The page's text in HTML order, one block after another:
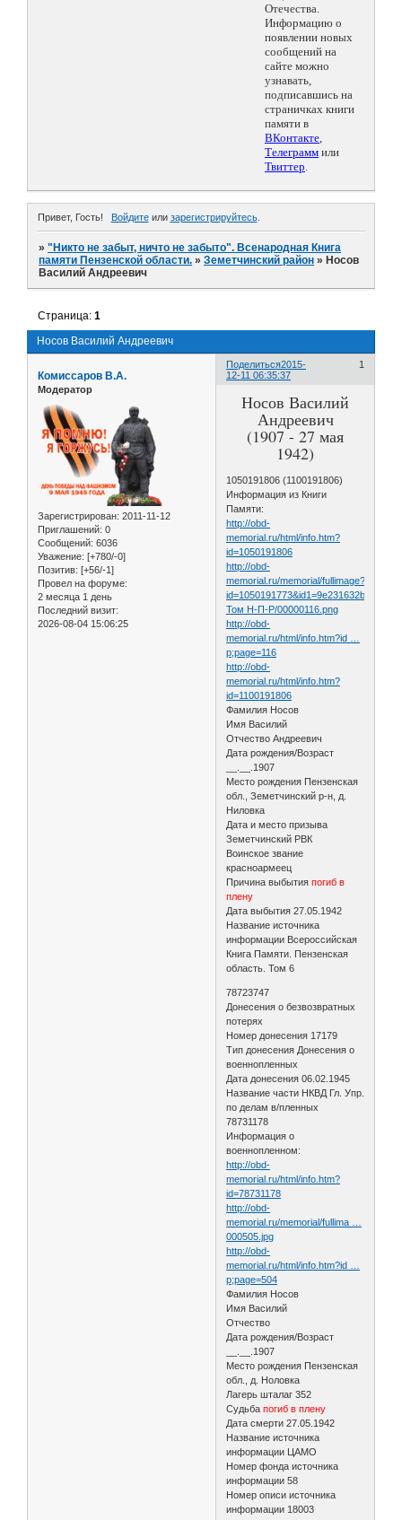
Отечества.
Информацию о
появлении новых
сообщений на
сайте можно
узнавать,
подписавшись на
страничках книги
памяти в
ВКонтакте,
Телеграмм или
Твиттер.
Привет, Гость! Войдитеили зарегистрируйтесь.
»"Никто не забыт, ничто не забыто". Всенародная Книга
памяти Пензенской области. »Земетчинский район » Носов
Василий Андреевич
Носов Василий Андреевич
Страница:1
Поделиться 1
2015-
12-11 06:35:37
Комиссаров В.А.
Модератор
Зарегистрирован: 2011-11-12
Приглашений: 0
Сообщений: 6036
Уважение: [+780/-0]
Позитив: [+56/-1]
Провел на форуме:
2 месяца 1 день
Последний визит:
2026-08-04 15:06:25
Носов Василий
Андреевич
(1907 - 27 мая
1942)
1050191806 (1100191806)
Информация из Книги
Памяти:
http://obd-
memorial.ru/html/info.htm?
id=1050191806
http://obd-
memorial.ru/memorial/fullimage?
Том Н-П-Р/00000116.png
http://obd-
memorial.ru/html/info.htm?id …
p;page=116
http://obd-
memorial.ru/html/info.htm?
id=1100191806
Фамилия Носов
Имя Василий
Отчество Андреевич
Дата рождения/Возраст
__.__.1907
Место рождения Пензенская
обл., Земетчинский р-н, д.
Ниловка
Дата и место призыва
Земетчинский РВК
Воинское звание
красноармеец
Причина выбытияпогиб в
плену
Дата выбытия 27.05.1942
Название источника
информации Всероссийская
Книга Памяти. Пензенская
область. Том 6
78723747
Донесения о безвозвратных
потерях
Номер донесения 17179
Тип донесения Донесения о
военнопленных
Дата донесения 06.02.1945
Название части НКВД Гл. Упр.
по делам в/пленных
78731178
Информация о
военнопленном:
http://obd-
memorial.ru/html/info.htm?
id=78731178
http://obd-
memorial.ru/memorial/fullima …
000505.jpg
http://obd-
memorial.ru/html/info.htm?id …
p;page=504
Фамилия Носов
Имя Василий
Отчество
Дата рождения/Возраст
__.__.1907
Место рождения Пензенская
обл., д. Ноловка
Лагерь шталаг 352
Судьбапогиб в плену
Дата смерти 27.05.1942
Название источника
информации ЦАМО
Номер фонда источника
информации 58
Номер описи источника
информации 18003